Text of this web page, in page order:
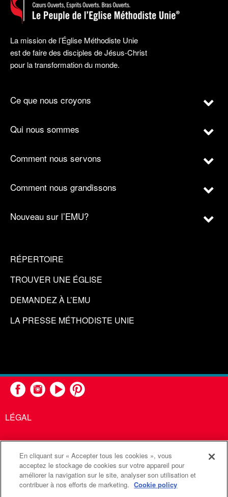
La mission de l’Église Méthodiste Unie
est de faire des disciples de Jésus-Christ
pour la transformation du monde.
Ce que nous croyons
Qui nous sommes
Comment nous servons
Comment nous grandissons
Nouveau sur l’EMU?
RÉPERTOIRE
TROUVER UNE ÉGLISE
DEMANDEZ À L’EMU
LA PRESSE MÉTHODISTE UNIE
LÉGAL
United Methodist Communications est une agence de l'Église
Méthodiste Unie
Communications Méthodistes Unies. Tous droits
En cliquant sur « Accepter tous les cookies », vous
acceptez le stockage de cookies sur votre appareil pour
améliorer la navigation sur le site, analyser son utilisation et
contribuer à nos efforts de marketing. Cookie policy